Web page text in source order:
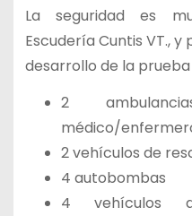
La seguridad es
Escudería Cuntis VT.,
desarrollo de la
2
médico/
2 vehículos de
4 autobombas
4 vehículos